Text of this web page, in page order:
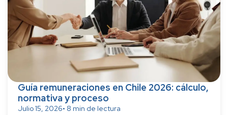
Guía remuneraciones en Chile 2026: cálculo,
normativa y proceso
Julio 15, 2026• 8 min de lectura